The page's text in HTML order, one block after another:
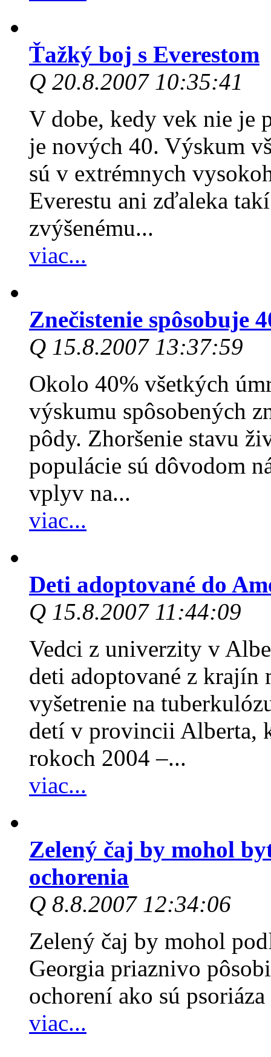
Ťažký boj s Everestom
Q 20.8.2007 10:35:41
V dobe, kedy vek nie je
je nových 40. Výskum
sú v extrémnych
Everestu ani zďaleka
zvýšenému...
viac...
Znečistenie spôsobuje
Q 15.8.2007 13:37:59
Okolo 40% všetkých
výskumu spôsobených
pôdy. Zhoršenie stavu
populácie sú dôvodom
vplyv na...
viac...
Deti adoptované do
Q 15.8.2007 11:44:09
Vedci z univerzity v
deti adoptované z
vyšetrenie na
detí v provincii Alberta,
rokoch 2004 –...
viac...
Zelený čaj by mohol
ochorenia
Q 8.8.2007 12:34:06
Zelený čaj by mohol
Georgia priaznivo
ochorení ako sú
viac...